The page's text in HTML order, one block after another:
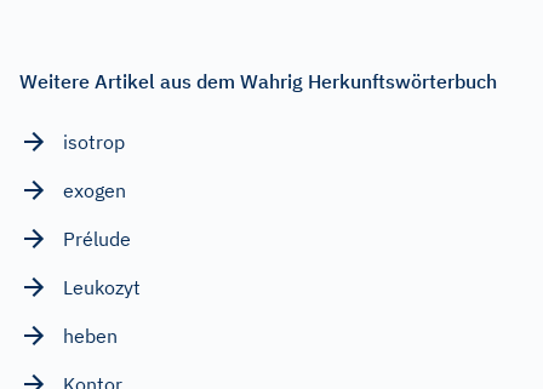
Weitere Artikel aus dem Wahrig Herkunftswörterbuch
isotrop
exogen
Prélude
Leukozyt
heben
Kontor